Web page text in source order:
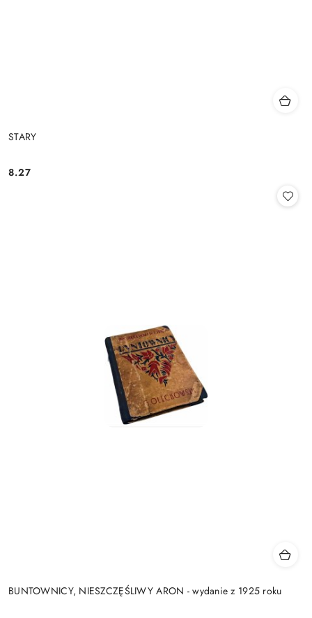
STARY
Cena:
8.27
BUNTOWNICY, NIESZCZĘŚLIWY ARON - wydanie z 1925 roku